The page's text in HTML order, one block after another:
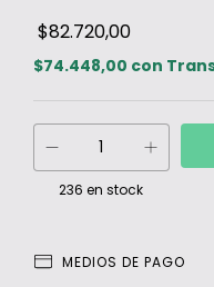
$82.720,00
$74.448,00 con
236 en stock
MEDIOS DE PAGO